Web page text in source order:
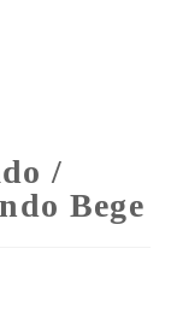
/
Bege